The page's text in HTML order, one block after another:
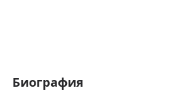
Биография